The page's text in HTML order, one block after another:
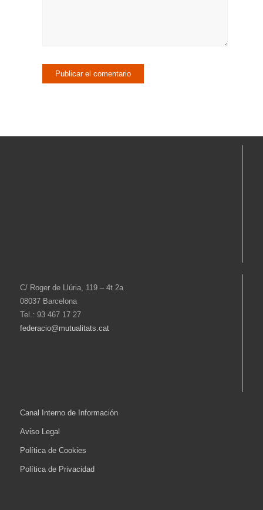
C/ Roger de Llúria, 119 – 4t 2a
08037 Barcelona
Tel.: 93 467 17 27
federacio@mutualitats.cat
Canal Interno de Información
Aviso Legal
Política de Cookies
Política de Privacidad